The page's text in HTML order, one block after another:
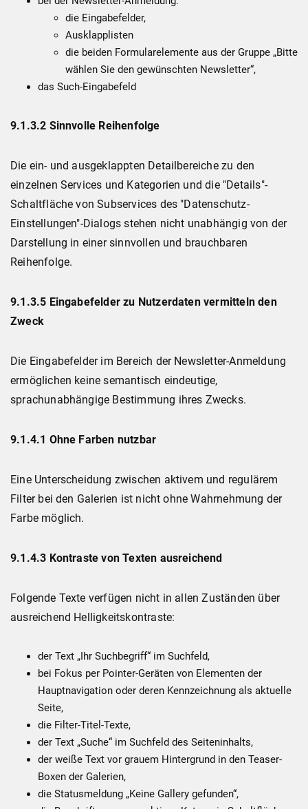
die Eingabefelder,
Ausklapplisten
die beiden Formularelemente aus der Gruppe „Bitte
wählen Sie den gewünschten Newsletter“,
das Such-Eingabefeld
9.1.3.2 Sinnvolle Reihenfolge
Die ein- und ausgeklappten Detailbereiche zu den
einzelnen Services und Kategorien und die "Details"-
Schaltfläche von Subservices des "Datenschutz-
Einstellungen"-Dialogs stehen nicht unabhängig von der
Darstellung in einer sinnvollen und brauchbaren
Reihenfolge.
9.1.3.5 Eingabefelder zu Nutzerdaten vermitteln den
Zweck
Die Eingabefelder im Bereich der Newsletter-Anmeldung
ermöglichen keine semantisch eindeutige,
sprachunabhängige Bestimmung ihres Zwecks.
9.1.4.1 Ohne Farben nutzbar
Eine Unterscheidung zwischen aktivem und regulärem
Filter bei den Galerien ist nicht ohne Wahrnehmung der
Farbe möglich.
9.1.4.3 Kontraste von Texten ausreichend
Folgende Texte verfügen nicht in allen Zuständen über
ausreichend Helligkeitskontraste:
der Text „Ihr Suchbegriff“ im Suchfeld,
bei Fokus per Pointer-Geräten von Elementen der
Hauptnavigation oder deren Kennzeichnung als aktuelle
Seite,
die Filter-Titel-Texte,
der Text „Suche“ im Suchfeld des Seiteninhalts,
der weiße Text vor grauem Hintergrund in den Teaser-
Boxen der Galerien,
die Statusmeldung „Keine Gallery gefunden“,